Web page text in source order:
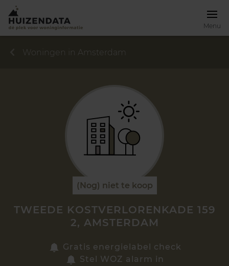
Menu
Woningen in Amsterdam
(Nog) niet te koop
TWEEDE KOSTVERLORENKADE 159
2, AMSTERDAM
Gratis energielabel check
Stel WOZ alarm in